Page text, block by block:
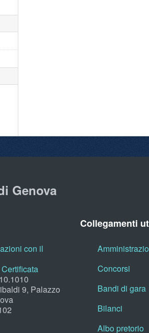
Genova
con il
9, Palazzo
Collegamenti
Concorsi
Bandi di gara
Bilanci
Albo pretorio